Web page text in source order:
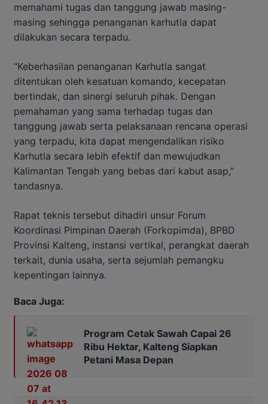
memahami tugas dan tanggung jawab masing-
masing sehingga penanganan karhutla dapat
dilakukan secara terpadu.
“Keberhasilan penanganan Karhutla sangat
ditentukan oleh kesatuan komando, kecepatan
bertindak, dan sinergi seluruh pihak. Dengan
pemahaman yang sama terhadap tugas dan
tanggung jawab serta pelaksanaan rencana operasi
yang terpadu, kita dapat mengendalikan risiko
Karhutla secara lebih efektif dan mewujudkan
Kalimantan Tengah yang bebas dari kabut asap,”
tandasnya.
Rapat teknis tersebut dihadiri unsur Forum
Koordinasi Pimpinan Daerah (Forkopimda), BPBD
Provinsi Kalteng, instansi vertikal, perangkat daerah
terkait, dunia usaha, serta sejumlah pemangku
kepentingan lainnya.
Baca Juga:
Program Cetak Sawah Capai 26
Ribu Hektar, Kalteng Siapkan
Petani Masa Depan